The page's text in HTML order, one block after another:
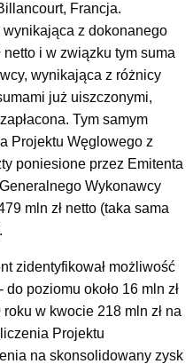
Francja.
z dokonanego
netto i w związku tym suma
wynikająca z różnicy
już uiszczonymi,
Tym samym
Projektu Węglowego z
poniesione przez Emitenta
Wykonawcy
mln zł netto (taka sama
zidentyfikował możliwość
poziomu około 16 mln zł
w kwocie 218 mln zł na
Projektu
na skonsolidowany zysk